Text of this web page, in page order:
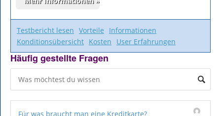
Testbericht lesen Vorteile
Informationen
Konditionsübersicht Kosten User Erfahrungen
Häufig gestellte Fragen
Für was braucht man eine Kreditkarte?